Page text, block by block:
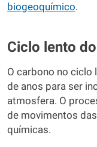
biogeoquímico.
Ciclo lento
O carbono no ciclo
de anos para ser
atmosfera. O
de movimentos
químicas.